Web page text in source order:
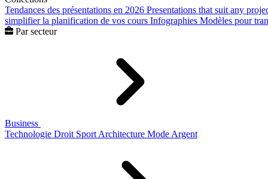
Tendances des présentations en 2026 Presentations that suit any
simplifier la planification de vos cours Infographies Modèles pour
Par secteur
Business
Technologie Droit Sport Architecture Mode Argent